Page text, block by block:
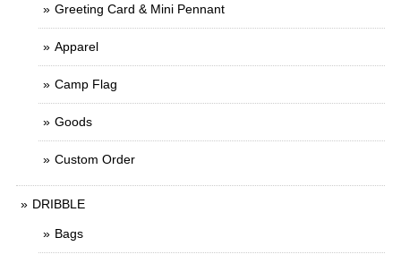
Greeting Card & Mini Pennant
Apparel
Camp Flag
Goods
Custom Order
DRIBBLE
Bags